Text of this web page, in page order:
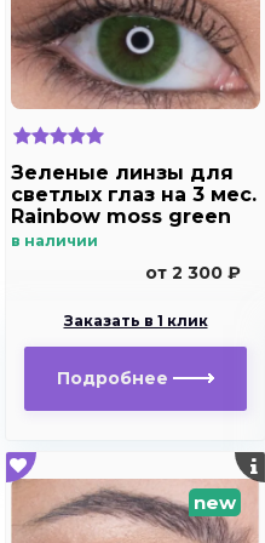
Зеленые линзы для
светлых глаз на 3 мес.
Rainbow moss green
в наличии
от 2 300 ₽
Заказать в 1 клик
Подробнее
new